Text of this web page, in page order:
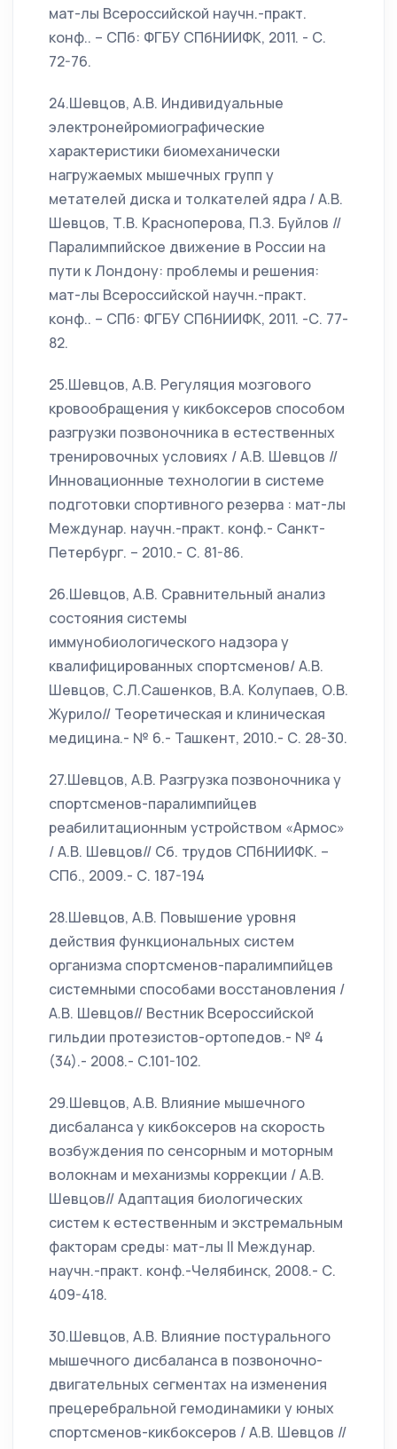
мат-лы Всероссийской научн.-практ.
конф.. – СПб: ФГБУ СПбНИИФК, 2011. - С.
72-76.
24.Шевцов, А.В. Индивидуальные
электронейромиографические
характеристики биомеханически
нагружаемых мышечных групп у
метателей диска и толкателей ядра / А.В.
Шевцов, Т.В. Красноперова, П.З. Буйлов //
Паралимпийское движение в России на
пути к Лондону: проблемы и решения:
мат-лы Всероссийской научн.-практ.
конф.. – СПб: ФГБУ СПбНИИФК, 2011. -С. 77-
82.
25.Шевцов, А.В. Регуляция мозгового
кровообращения у кикбоксеров способом
разгрузки позвоночника в естественных
тренировочных условиях / А.В. Шевцов //
Инновационные технологии в системе
подготовки спортивного резерва : мат-лы
Междунар. научн.-практ. конф.- Санкт-
Петербург. – 2010.- С. 81-86.
26.Шевцов, А.В. Сравнительный анализ
состояния системы
иммунобиологического надзора у
квалифицированных спортсменов/ А.В.
Шевцов, С.Л.Сашенков, В.А. Колупаев, О.В.
Журило// Теоретическая и клиническая
медицина.- № 6.- Ташкент, 2010.- С. 28-30.
27.Шевцов, А.В. Разгрузка позвоночника у
спортсменов-паралимпийцев
реабилитационным устройством «Армос»
/ А.В. Шевцов// Сб. трудов СПбНИИФК. –
СПб., 2009.- С. 187-194
28.Шевцов, А.В. Повышение уровня
действия функциональных систем
организма спортсменов-паралимпийцев
системными способами восстановления /
А.В. Шевцов// Вестник Всероссийской
гильдии протезистов-ортопедов.- № 4
(34).- 2008.- С.101-102.
29.Шевцов, А.В. Влияние мышечного
дисбаланса у кикбоксеров на скорость
возбуждения по сенсорным и моторным
волокнам и механизмы коррекции / А.В.
Шевцов// Адаптация биологических
систем к естественным и экстремальным
факторам среды: мат-лы II Междунар.
научн.-практ. конф.-Челябинск, 2008.- С.
409-418.
30.Шевцов, А.В. Влияние постурального
мышечного дисбаланса в позвоночно-
двигательных сегментах на изменения
прецеребральной гемодинамики у юных
спортсменов-кикбоксеров / А.В. Шевцов //